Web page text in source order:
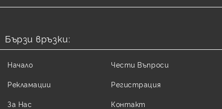
Бързи връзки:
Начало
Рекламации
За Нас
Чести Въпроси
Регистрация
Контакт